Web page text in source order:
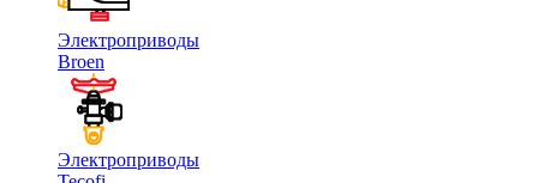
Электроприводы
Broen
Электроприводы